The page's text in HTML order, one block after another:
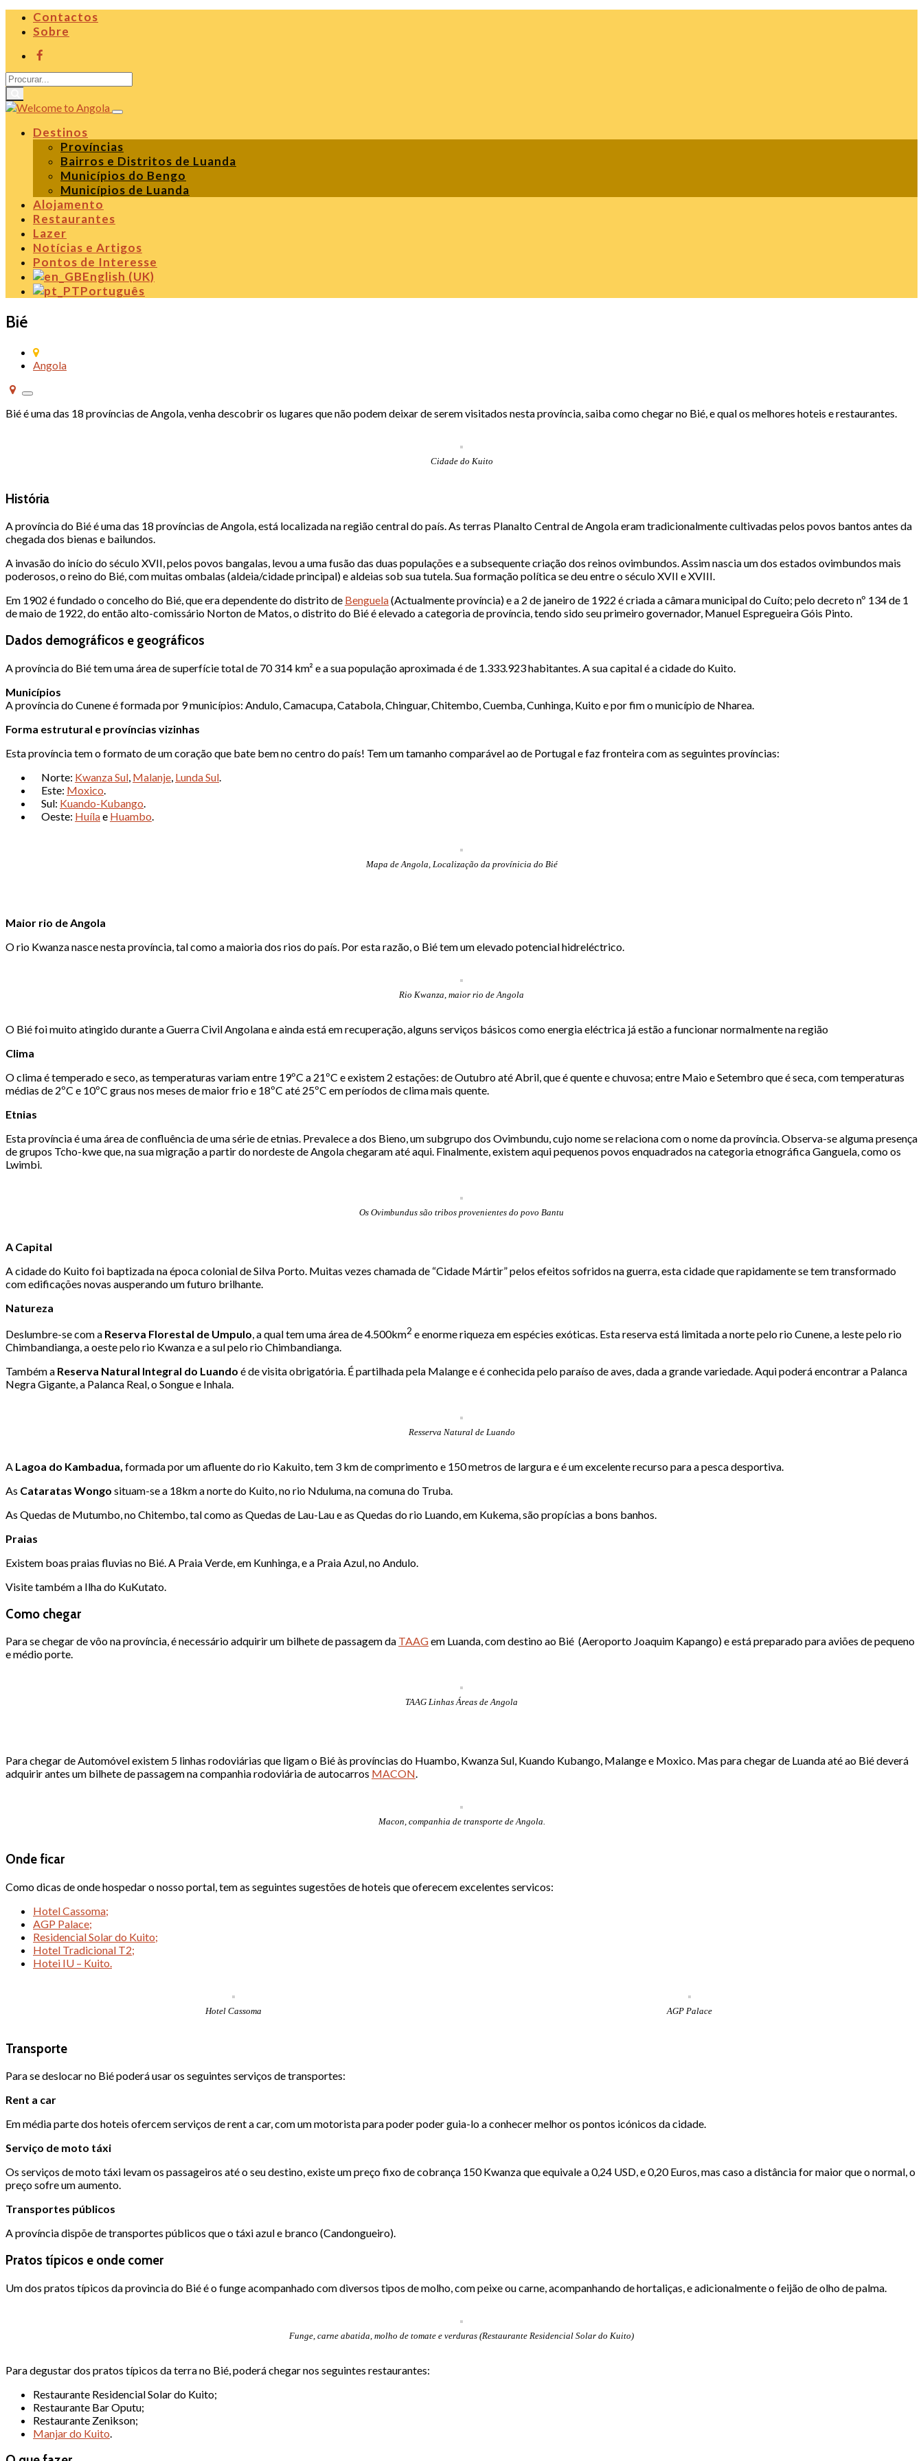
Contactos
Sobre
Destinos
Províncias
Bairros e Distritos de Luanda
Municípios do Bengo
Municípios de Luanda
Alojamento
Restaurantes
Lazer
Notícias e Artigos
Pontos de Interesse
English (UK)
Português
Bié
Angola
Alternar
de
navegação
Bié é uma das 18 províncias de Angola, venha descobrir os lugares que não podem deixar de serem visitados nesta província, saiba como chegar no Bié, e qual os melhores hoteis e restaurantes.
Cidade do Kuito
História
A província do Bié é uma das 18 províncias de Angola, está localizada na região central do país. As terras Planalto Central de Angola eram tradicionalmente cultivadas pelos povos bantos antes da
chegada dos bienas e bailundos.
A invasão do início do século XVII, pelos povos bangalas, levou a uma fusão das duas populações e a subsequente criação dos reinos ovimbundos. Assim nascia um dos estados ovimbundos mais
poderosos, o reino do Bié, com muitas ombalas (aldeia/cidade principal) e aldeias sob sua tutela. Sua formação política se deu entre o século XVII e XVIII.
Em 1902 é fundado o concelho do Bié, que era dependente do distrito de Benguela(Actualmente província) e a 2 de janeiro de 1922 é criada a câmara municipal do Cuíto; pelo decreto nº 134 de 1
de maio de 1922, do então alto-comissário Norton de Matos, o distrito do Bié é elevado a categoria de província, tendo sido seu primeiro governador, Manuel Espregueira Góis Pinto.
Dados demográficos e geográficos
A província do Bié tem uma área de superfície total de 70 314 km² e a sua população aproximada é de 1.333.923 habitantes. A sua capital é a cidade do Kuito.
Municípios
A província do Cunene é formada por 9 municípios: Andulo, Camacupa, Catabola, Chinguar, Chitembo, Cuemba, Cunhinga, Kuito e por fim o município de Nharea.
Forma estrutural e províncias vizinhas
Esta província tem o formato de um coração que bate bem no centro do país! Tem um tamanho comparável ao de Portugal e faz fronteira com as seguintes províncias:
Norte: Kwanza Sul Malanje Lunda Sul
Este: Moxico
Sul: Kuando-Kubango
Oeste: Huílae Huambo
Mapa de Angola, Localização da provínicia do Bié
Maior rio de Angola
O rio Kwanza nasce nesta província, tal como a maioria dos rios do país. Por esta razão, o Bié tem um elevado potencial hidreléctrico.
Rio Kwanza, maior rio de Angola
O Bié foi muito atingido durante a Guerra Civil Angolana e ainda está em recuperação, alguns serviços básicos como energia eléctrica já estão a funcionar normalmente na região
Clima
O clima é temperado e seco, as temperaturas variam entre 19ºC a 21ºC e existem 2 estações: de Outubro até Abril, que é quente e chuvosa; entre Maio e Setembro que é seca, com temperaturas
médias de 2ºC e 10ºC graus nos meses de maior frio e 18ºC até 25ºC em períodos de clima mais quente.
Etnias
Esta província é uma área de confluência de uma série de etnias. Prevalece a dos Bieno, um subgrupo dos Ovimbundu, cujo nome se relaciona com o nome da província. Observa-se alguma presença
de grupos Tcho-kwe que, na sua migração a partir do nordeste de Angola chegaram até aqui. Finalmente, existem aqui pequenos povos enquadrados na categoria etnográfica Ganguela, como os
Lwimbi.
Os Ovimbundus são tribos provenientes do povo Bantu
A Capital
A cidade do Kuito foi baptizada na época colonial de Silva Porto. Muitas vezes chamada de “Cidade Mártir” pelos efeitos sofridos na guerra, esta cidade que rapidamente se tem transformado
com edificações novas ausperando um futuro brilhante.
Natureza
Deslumbre-se com a Reserva Florestal de Umpulo, a qual tem uma área de 4.500km2 e enorme riqueza em espécies exóticas. Esta reserva está limitada a norte pelo rio Cunene, a leste pelo rio
Chimbandianga, a oeste pelo rio Kwanza e a sul pelo rio Chimbandianga.
Também a Reserva Natural Integral do Luando é de visita obrigatória. É partilhada pela Malange e é conhecida pelo paraíso de aves, dada a grande variedade. Aqui poderá encontrar a Palanca
Negra Gigante, a Palanca Real, o Songue e Inhala.
Resserva Natural de Luando
A Lagoa do Kambadua, formada por um afluente do rio Kakuito, tem 3 km de comprimento e 150 metros de largura e é um excelente recurso para a pesca desportiva.
As Cataratas Wongo situam-se a 18km a norte do Kuito, no rio Nduluma, na comuna do Truba.
As Quedas de Mutumbo, no Chitembo, tal como as Quedas de Lau-Lau e as Quedas do rio Luando, em Kukema, são propícias a bons banhos.
Praias
Existem boas praias fluvias no Bié. A Praia Verde, em Kunhinga, e a Praia Azul, no Andulo.
Visite também a Ilha do KuKutato.
Como chegar
Para se chegar de vôo na província, é necessário adquirir um bilhete de passagem da TAAGem Luanda, com destino ao Bié (Aeroporto Joaquim Kapango) e está preparado para aviões de pequeno
e médio porte.
TAAG Linhas Áreas de Angola
Para chegar de Automóvel existem 5 linhas rodoviárias que ligam o Bié às províncias do Huambo, Kwanza Sul, Kuando Kubango, Malange e Moxico. Mas para chegar de Luanda até ao Bié deverá
adquirir antes um bilhete de passagem na companhia rodoviária de autocarros MACON.
Macon, companhia de transporte de Angola.
Onde ficar
Como dicas de onde hospedar o nosso portal, tem as seguintes sugestões de hoteis que oferecem excelentes servicos:
Hotel Cassoma;
AGP Palace;
Residencial Solar do Kuito;
Hotel Tradicional T2;
Hotei IU – Kuito.
Hotel Cassoma AGP Palace
Transporte
Para se deslocar no Bié poderá usar os seguintes serviços de transportes:
Rent a car
Em média parte dos hoteis ofercem serviços de rent a car, com um motorista para poder poder guia-lo a conhecer melhor os pontos icónicos da cidade.
Serviço de moto táxi
Os serviços de moto táxi levam os passageiros até o seu destino, existe um preço fixo de cobrança 150 Kwanza que equivale a 0,24 USD, e 0,20 Euros, mas caso a distância for maior que o normal, o
preço sofre um aumento.
Transportes públicos
A província dispõe de transportes públicos que o táxi azul e branco (Candongueiro).
Pratos típicos e onde comer
Um dos pratos típicos da provincia do Bié é o funge acompanhado com diversos tipos de molho, com peixe ou carne, acompanhando de hortaliças, e adicionalmente o feijão de olho de palma.
Funge, carne abatida, molho de tomate e verduras (Restaurante Residencial Solar do Kuito)
Para degustar dos pratos típicos da terra no Bié, poderá chegar nos seguintes restaurantes:
Restaurante Residencial Solar do Kuito;
Restaurante Bar Oputu;
Restaurante Zenikson;
Manjar do Kuito